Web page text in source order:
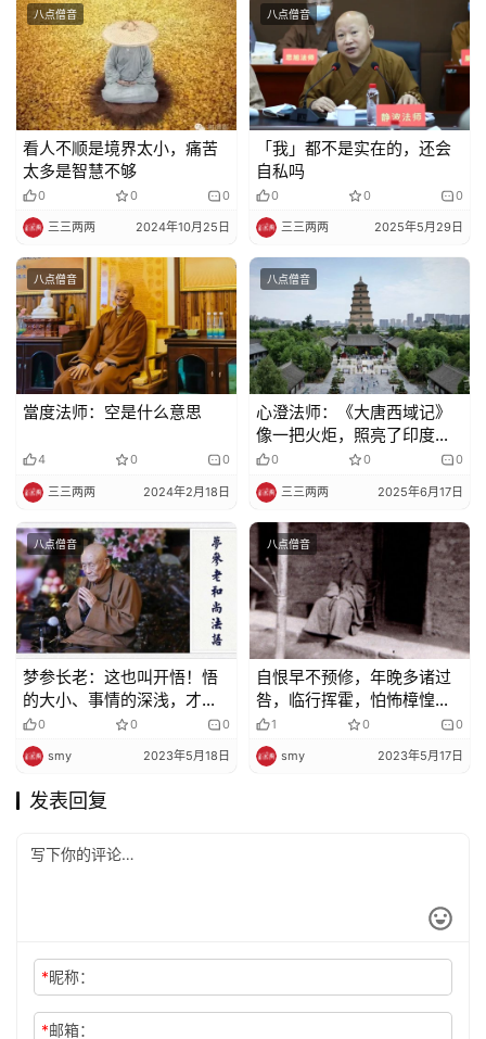
八点僧音
看人不顺是境界太小，痛苦
太多是智慧不够
0 0 0
三三两两 2024年10月25日
八点僧音
「我」都不是实在的，还会
自私吗
0 0 0
三三两两 2025年5月29日
八点僧音
當度法师：空是什么意思
4 0 0
三三两两 2024年2月18日
八点僧音
心澄法师：《大唐西域记》
像一把火炬，照亮了印度尘
封已久的真实历史
0 0 0
三三两两 2025年6月17日
八点僧音
梦参长老：这也叫开悟！悟
的大小、事情的深浅，才有
不同的层次
0 0 0
smy 2023年5月18日
八点僧音
自恨早不预修，年晚多诸过
咎，临行挥霍，怕怖樟惶，
壳穿雀飞，识心随业……
1 0 0
smy 2023年5月17日
发表回复
*昵称：
*邮箱：